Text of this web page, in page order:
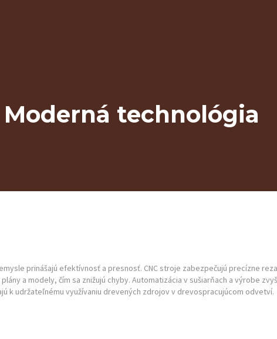
Moderná technológia
prinášajú efektívnosť a presnosť. CNC stroje zabezpečujú precízne
a modely, čím sa znižujú chyby. Automatizácia v sušiarňach a výrobe
k udržateľnému využívaniu drevených zdrojov v drevospracujúcom odvetví.